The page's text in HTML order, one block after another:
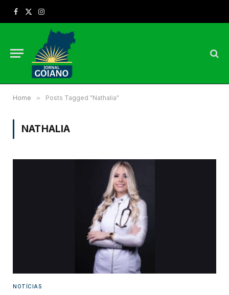
Facebook
X
Instagram
Home » Posts Tagged "Nathalia"
NATHALIA
NOTÍCIAS